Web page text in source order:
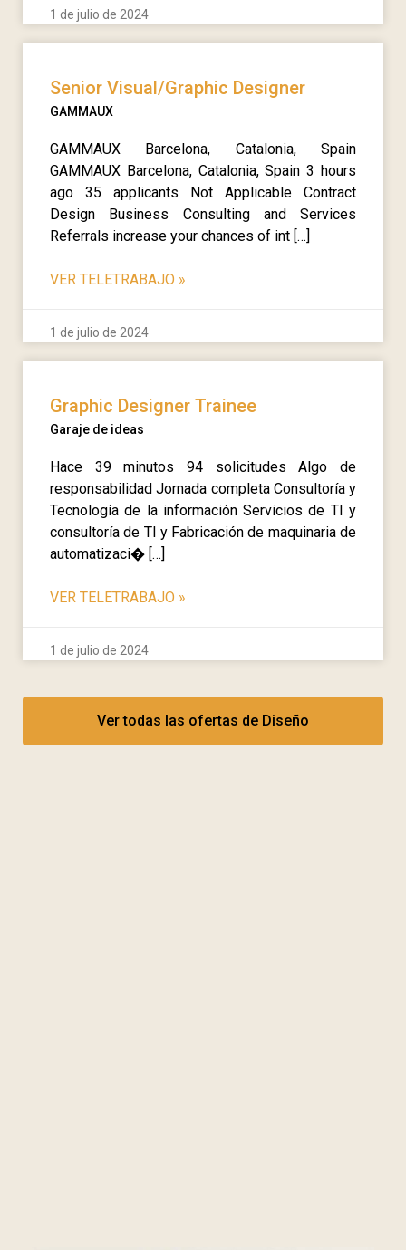
1 de julio de 2024
Senior Visual/Graphic Designer
GAMMAUX
GAMMAUX Barcelona, Catalonia, Spain
GAMMAUX Barcelona, Catalonia, Spain 3 hours
ago 35 applicants Not Applicable Contract
Design Business Consulting and Services
Referrals increase your chances of int […]
VER TELETRABAJO »
1 de julio de 2024
Graphic Designer Trainee
Garaje de ideas
Hace 39 minutos 94 solicitudes Algo de
responsabilidad Jornada completa Consultoría y
Tecnología de la información Servicios de TI y
consultoría de TI y Fabricación de maquinaria de
automatizaci� […]
VER TELETRABAJO »
1 de julio de 2024
Ver todas las ofertas de Diseño